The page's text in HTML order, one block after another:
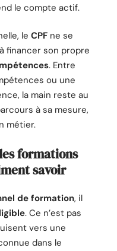
le compte actif.
le CPF ne se
financer son propre
. Entre
ou une
la main reste au
à sa mesure,
métier.
formations
savoir
de formation, il
. Ce n’est pas
vers une
dans le